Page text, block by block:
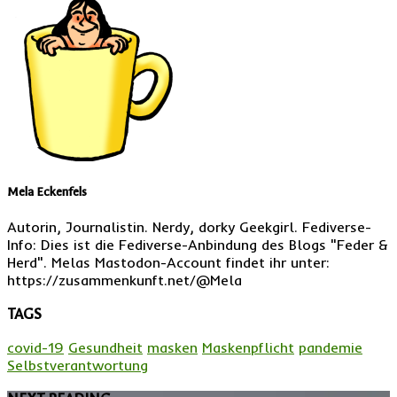
Mela Eckenfels
Autorin, Journalistin. Nerdy, dorky Geekgirl. Fediverse-
Info: Dies ist die Fediverse-Anbindung des Blogs "Feder &
Herd". Melas Mastodon-Account findet ihr unter:
https://zusammenkunft.net/@Mela
TAGS
covid-19 Gesundheit masken Maskenpflicht pandemie
Selbstverantwortung